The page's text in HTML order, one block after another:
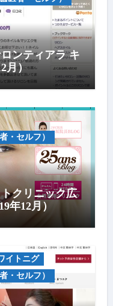
ンティアラ キ
月）
・セルフ）
クリニック広
年12月）
イトニグ
・セルフ）